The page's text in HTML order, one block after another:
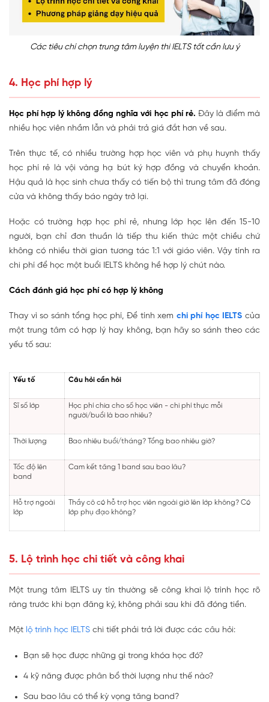
Các tiêu chí chọn trung tâm luyện thi IELTS tốt cần lưu ý
4. Học phí hợp lý
Học phí hợp lý không đồng nghĩa với học phí rẻ. Đây là điểm mà
nhiều học viên nhầm lẫn và phải trả giá đắt hơn về sau.
Trên thực tế, có nhiều trường hợp học viên và phụ huynh thấy
học phí rẻ là vội vàng hạ bút ký hợp đồng và chuyển khoản.
Hậu quả là học sinh chưa thấy có tiến bộ thì trung tâm đã đóng
cửa và không thấy báo ngày trở lại.
Hoặc có trường hợp học phí rẻ, nhưng lớp học lên đến 15-10
người, bạn chỉ đơn thuần là tiếp thu kiến thức một chiều chứ
không có nhiều thời gian tương tác 1:1 với giáo viên. Vậy tính ra
chi phí để học một buổi IELTS không hề hợp lý chút nào.
Cách đánh giá học phí có hợp lý không
Thay vì so sánh tổng học phí, Để tính xem chi phí học IELTS của
một trung tâm có hợp lý hay không, bạn hãy so sánh theo các
yếu tố sau:
Yếu tố Câu hỏi cần hỏi
Sĩ số lớp
Học phí chia cho số học viên - chi phí thực mỗi
người/buổi là bao nhiêu?
Thời lượng Bao nhiêu buổi/tháng? Tổng bao nhiêu giờ?
Tốc độ lên
band
Cam kết tăng 1 band sau bao lâu?
Hỗ trợ ngoài
lớp
Thầy cô có hỗ trợ học viên ngoài giờ lên lớp không? Có
lớp phụ đạo không?
5. Lộ trình học chi tiết và công khai
Một trung tâm IELTS uy tín thường sẽ công khai lộ trình học rõ
ràng trước khi bạn đăng ký, không phải sau khi đã đóng tiền.
Một lộ trình học IELTS chi tiết phải trả lời được các câu hỏi:
Bạn sẽ học được những gì trong khóa học đó?
4 kỹ năng được phân bổ thời lượng như thế nào?
Sau bao lâu có thể kỳ vọng tăng band?